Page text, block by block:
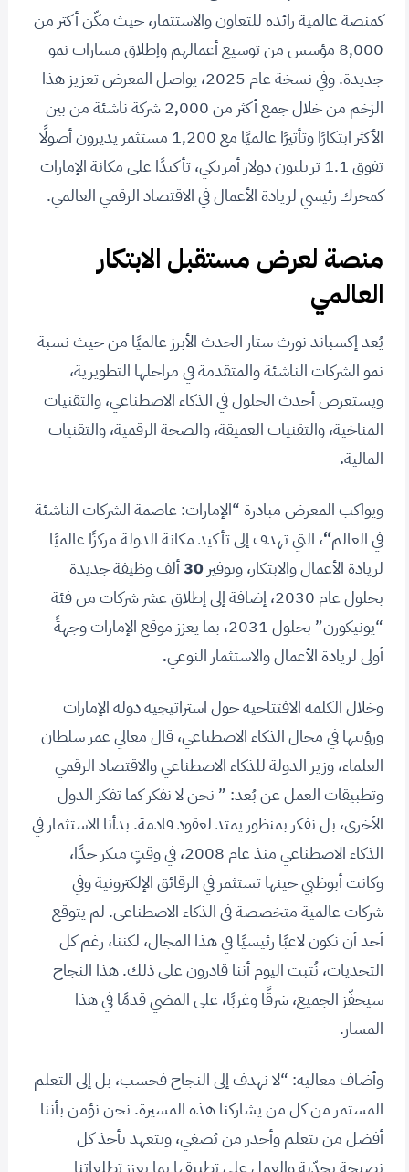
كمنصة عالمية رائدة للتعاون والاستثمار، حيث مكّن أكثر من
8,000 مؤسس من توسيع أعمالهم وإطلاق مسارات نمو
جديدة. وفي نسخة عام 2025، يواصل المعرض تعزيز هذا
الزخم من خلال جمع أكثر من 2,000 شركة ناشئة من بين
الأكثر ابتكارًا وتأثيرًا عالميًا مع 1,200 مستثمر يديرون أصولًا
تفوق 1.1 تريليون دولار أمريكي، تأكيدًا على مكانة الإمارات
كمحرك رئيسي لريادة الأعمال في الاقتصاد الرقمي العالمي.
منصة لعرض مستقبل الابتكار
العالمي
يُعد إكسباند نورث ستار الحدث الأبرز عالميًا من حيث نسبة
نمو الشركات الناشئة والمتقدمة في مراحلها التطويرية،
ويستعرض أحدث الحلول في الذكاء الاصطناعي، والتقنيات
المناخية، والتقنيات العميقة، والصحة الرقمية، والتقنيات
المالية.
ويواكب المعرض مبادرة “الإمارات: عاصمة الشركات الناشئة
في العالم“، التي تهدف إلى تأكيد مكانة الدولة مركزًا عالميًا
لريادة الأعمال والابتكار، وتوفير30ألف وظيفة جديدة
بحلول عام 2030، إضافة إلى إطلاق عشر شركات من فئة
“يونيكورن” بحلول 2031، بما يعزز موقع الإمارات وجهةً
أولى لريادة الأعمال والاستثمار النوعي.
وخلال الكلمة الافتتاحية حول استراتيجية دولة الإمارات
ورؤيتها في مجال الذكاء الاصطناعي، قال معالي عمر سلطان
العلماء، وزير الدولة للذكاء الاصطناعي والاقتصاد الرقمي
وتطبيقات العمل عن بُعد: ” نحن لا نفكر كما تفكر الدول
الأخرى، بل نفكر بمنظور يمتد لعقود قادمة. بدأنا الاستثمار في
الذكاء الاصطناعي منذ عام 2008، في وقتٍ مبكر جدًا،
وكانت أبوظبي حينها تستثمر في الرقائق الإلكترونية وفي
شركات عالمية متخصصة في الذكاء الاصطناعي. لم يتوقع
أحد أن نكون لاعبًا رئيسيًا في هذا المجال، لكننا، رغم كل
التحديات، نُثبت اليوم أننا قادرون على ذلك. هذا النجاح
سيحفّز الجميع، شرقًا وغربًا، على المضي قدمًا في هذا
المسار.
وأضاف معاليه: “لا نهدف إلى النجاح فحسب، بل إلى التعلم
المستمر من كل من يشاركنا هذه المسيرة. نحن نؤمن بأننا
أفضل من يتعلم وأجدر من يُصغي، ونتعهد بأخذ كل
نصيحة بجدّية والعمل على تطبيقها بما يعزز تطلعاتنا